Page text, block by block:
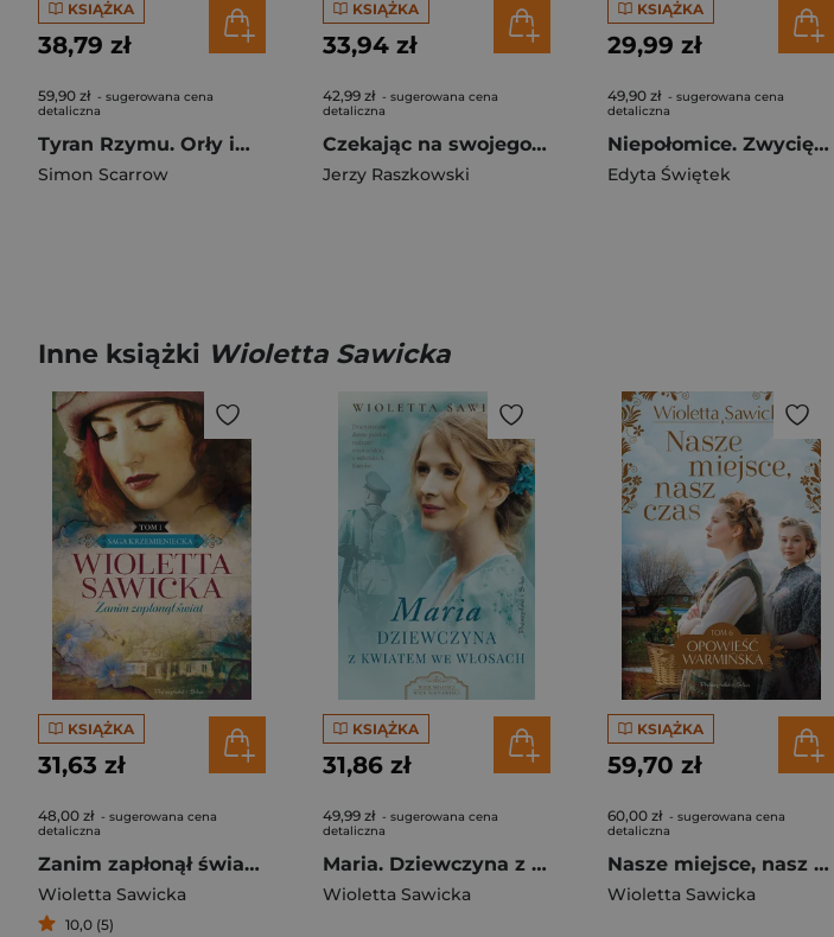
KSIĄŻKA
38,79 zł
59,90 zł - sugerowana cena
detaliczna
Tyran Rzymu. Orły imperium. Tom 24
Simon Scarrow
KSIĄŻKA
33,94 zł
42,99 zł - sugerowana cena
detaliczna
Czekając na swojego Mojżesza
Jerzy Raszkowski
KSIĄŻKA
29,99 zł
49,90 zł - sugerowana cena
detaliczna
Niepołomice. Zwycięscy
Edyta Świętek
Inne książki Wioletta Sawicka
KSIĄŻKA
31,63 zł
48,00 zł - sugerowana cena
detaliczna
Zanim zapłonął świat. Saga krzemieniecka. Tom 1
Wioletta Sawicka
10,0 (5)
KSIĄŻKA
31,86 zł
49,99 zł - sugerowana cena
detaliczna
Maria. Dziewczyna z kwiatem we włosach. Wiek miłości, wiek nienawiści. Tom 3
Wioletta Sawicka
KSIĄŻKA
59,70 zł
60,00 zł - sugerowana cena
detaliczna
Nasze miejsce, nasz czas. Duże Litery
Wioletta Sawicka